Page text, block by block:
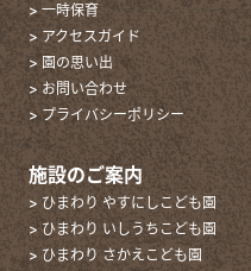
> 一時保育
> アクセスガイド
> 園の思い出
> お問い合わせ
> プライバシーポリシー
施設のご案内
> ひまわり やすにしこども園
> ひまわり いしうちこども園
> ひまわり さかえこども園